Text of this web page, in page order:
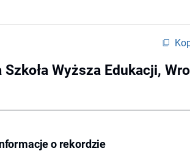
Wyższa Edukacji,
o rekordzie